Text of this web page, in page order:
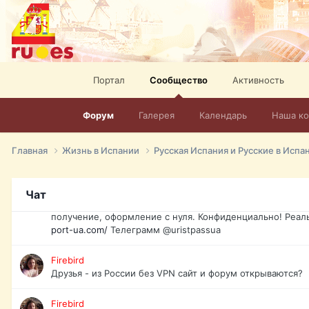
Портал Сообщество
Форум Галерея Календарь Наша
Активность
Главная Жизнь в Испании Русская Испания и Русские в
Чат
спорт, HD. + Огромная видеотека + 10.000 фильмов и
сайта. Наш сайт: http://mir-tv.club/television-in-spain.html
David16
Книги
David16
Подскажите пожалуйста, как удалить свой аккаунт из
Юрист юа
получение, оформление с нуля. Конфиденциально!
port-ua.com/ Телеграмм @uristpassua
Firebird
Друзья - из России без VPN сайт и форум открываются?
Firebird